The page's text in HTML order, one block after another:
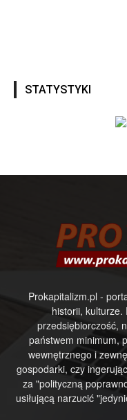
STATYSTYKI
Prokapitalizm.pl -
historii, kulturze.
przedsiębiorczość,
państwem minimum,
wewnętrznego i
gospodarki, czy
za "polityczną
usiłującą narzucić